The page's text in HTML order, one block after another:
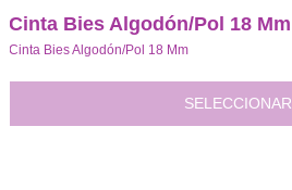
Cinta Bies Algodón/Pol 18 Mm
Cinta Bies Algodón/Pol 18 Mm
SELECCIONAR